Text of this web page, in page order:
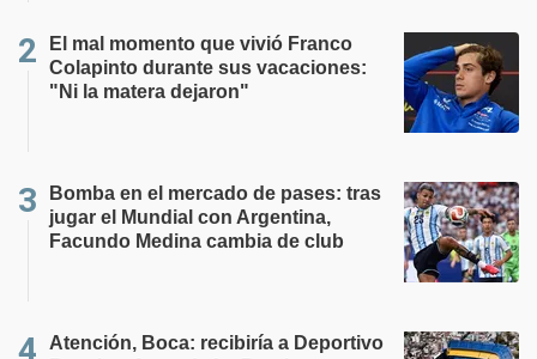
El mal momento que vivió Franco
Colapinto durante sus vacaciones:
"Ni la matera dejaron"
Bomba en el mercado de pases: tras
jugar el Mundial con Argentina,
Facundo Medina cambia de club
Atención, Boca: recibiría a Deportivo